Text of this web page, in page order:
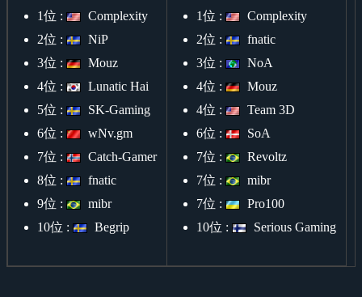
1位 :
Complexity
2位 :
NiP
3位 :
Mouz
4位 :
Lunatic Hai
5位 :
SK-Gaming
6位 :
wNv.gm
7位 :
Catch-Gamer
8位 :
fnatic
9位 :
mibr
10位 :
Begrip
1位 :
Complexity
2位 :
fnatic
3位 :
NoA
4位 :
Mouz
4位 :
Team 3D
6位 :
SoA
7位 :
Revoltz
7位 :
mibr
7位 :
Pro100
10位 :
Serious Gaming